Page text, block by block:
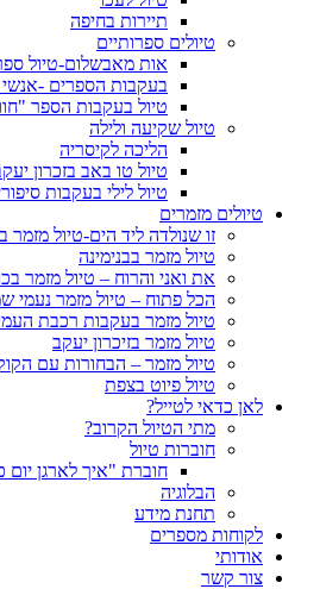
תיירות בחיפה
טיולים ספרותיים
אות מאבשלום-טיול
בעקבות הספרים -
טיול בעקבות הספר
טיול שקיעה ולילה
הליכה לקיסריה
טיול טו באב בזכרון
טיול לילי בעקבות
טיולים מזמרים
זו שנולדה ליד הים-טיול מזמר
טיול מזמר בבנימינה
את ואני והרוח – טיול מזמר
הכל פתוח – טיול מזמר נעמי
טיול מזמר בעקבות רכבת
טיול מזמר בזיכרון יעקב
טיול מזמר – הבחורות עם
טיול פיוט בצפת
לאן כדאי לטייל?
מתי הטיול הקרוב?
חוברות טיול
חוברת "איך לארגן
הבלוגיה
תחנת מידע
לקוחות מספרים
אודותי
צור קשר